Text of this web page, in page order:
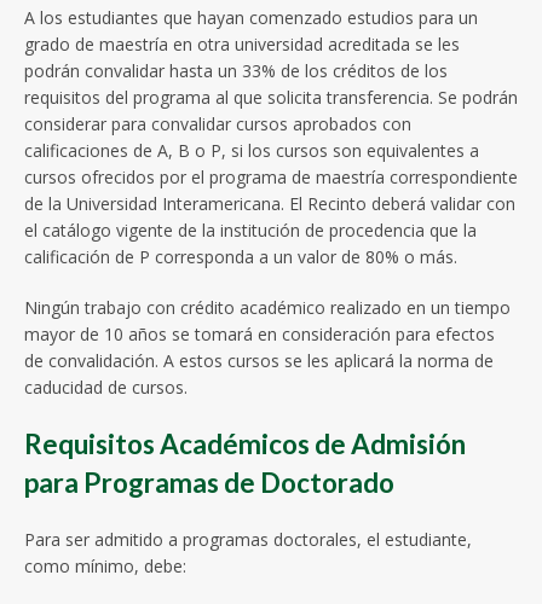
A los estudiantes que hayan comenzado estudios para un
grado de maestría en otra universidad acreditada se les
podrán convalidar hasta un 33% de los créditos de los
requisitos del programa al que solicita transferencia. Se podrán
considerar para convalidar cursos aprobados con
calificaciones de A, B o P, si los cursos son equivalentes a
cursos ofrecidos por el programa de maestría correspondiente
de la Universidad Interamericana. El Recinto deberá validar con
el catálogo vigente de la institución de procedencia que la
calificación de P corresponda a un valor de 80% o más.
Ningún trabajo con crédito académico realizado en un tiempo
mayor de 10 años se tomará en consideración para efectos
de convalidación. A estos cursos se les aplicará la norma de
caducidad de cursos.
Requisitos Académicos de Admisión
para Programas de Doctorado
Para ser admitido a programas doctorales, el estudiante,
como mínimo, debe: